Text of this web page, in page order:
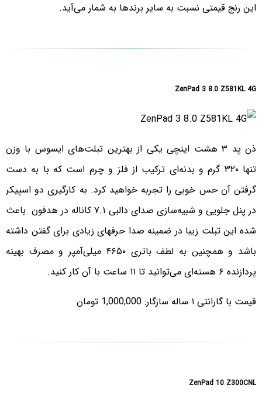
این رنج قیمتی نسبت به سایر برندها به شمار می‌آید.
ZenPad 3 8.0 Z581KL 4G
ذن پد ۳ هشت اینچی یکی از بهترین تبلت‌های ایسوس با وزن
تنها ۳۲۰ گرم و بدنه‌ای ترکیب از فلز و چرم است که با به دست
گرفتن آن حس خوبی را تجربه خواهید کرد. به کارگیری دو اسپیکر
در پنل جلویی و شبیه‌سازی صدای دالبی ۷.۱ کاناله در هدفون باعث
شده این تبلت زیبا در ضمینه صدا حرفهای زیادی برای گفتن داشته
باشد و همچنین به لطف باتری ۴۶۵۰ میلی‌آمپر و مصرف بهینه
پردازنده ۶ هسته‌ای می‌توانید تا ۱۱ ساعت با آن کار کنید.
قیمت با گارانتی ۱ ساله سازگار: 1,000,000 تومان
ZenPad 10 Z300CNL